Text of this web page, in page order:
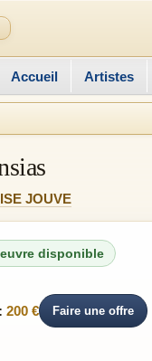
Accueil Artistes
JOUVE
disponible
200 € Faire une offre